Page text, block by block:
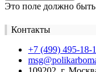
Это поле должно
Контакты
+7 (499) 495-18-